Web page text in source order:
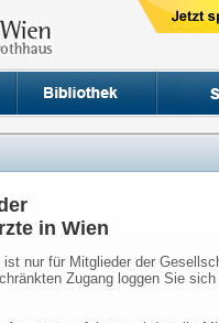
in Wien
nur für Mitglieder der
Zugang loggen Sie